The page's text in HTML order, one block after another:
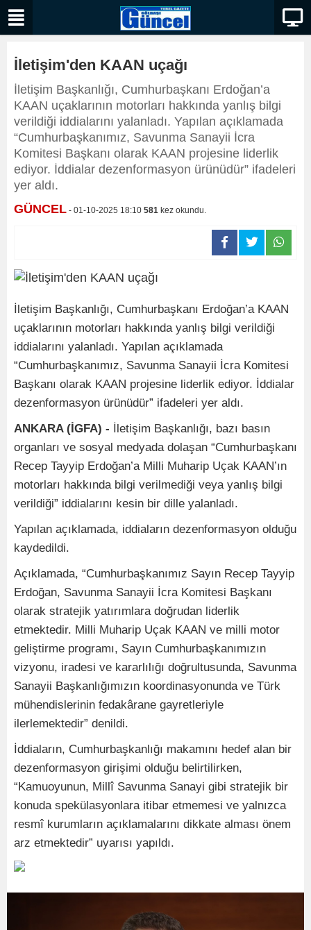
İletişim'den KAAN uçağı
İletişim Başkanlığı, Cumhurbaşkanı Erdoğan’a
KAAN uçaklarının motorları hakkında yanlış bilgi
verildiği iddialarını yalanladı. Yapılan açıklamada
“Cumhurbaşkanımız, Savunma Sanayii İcra
Komitesi Başkanı olarak KAAN projesine liderlik
ediyor. İddialar dezenformasyon ürünüdür” ifadeleri
yer aldı.
GÜNCEL - 01-10-2025 18:10 581 kez okundu.
İletişim Başkanlığı, Cumhurbaşkanı Erdoğan’a KAAN
uçaklarının motorları hakkında yanlış bilgi verildiği
iddialarını yalanladı. Yapılan açıklamada
“Cumhurbaşkanımız, Savunma Sanayii İcra Komitesi
Başkanı olarak KAAN projesine liderlik ediyor. İddialar
dezenformasyon ürünüdür” ifadeleri yer aldı.
ANKARA (İGFA) - İletişim Başkanlığı, bazı basın
organları ve sosyal medyada dolaşan “Cumhurbaşkanı
Recep Tayyip Erdoğan’a Milli Muharip Uçak KAAN’ın
motorları hakkında bilgi verilmediği veya yanlış bilgi
verildiği” iddialarını kesin bir dille yalanladı.
Yapılan açıklamada, iddiaların dezenformasyon olduğu
kaydedildi.
Açıklamada, “Cumhurbaşkanımız Sayın Recep Tayyip
Erdoğan, Savunma Sanayii İcra Komitesi Başkanı
olarak stratejik yatırımlara doğrudan liderlik
etmektedir. Milli Muharip Uçak KAAN ve milli motor
geliştirme programı, Sayın Cumhurbaşkanımızın
vizyonu, iradesi ve kararlılığı doğrultusunda, Savunma
Sanayii Başkanlığımızın koordinasyonunda ve Türk
mühendislerinin fedakârane gayretleriyle
ilerlemektedir” denildi.
İddiaların, Cumhurbaşkanlığı makamını hedef alan bir
dezenformasyon girişimi olduğu belirtilirken,
“Kamuoyunun, Millî Savunma Sanayi gibi stratejik bir
konuda spekülasyonlara itibar etmemesi ve yalnızca
resmî kurumların açıklamalarını dikkate alması önem
arz etmektedir” uyarısı yapıldı.